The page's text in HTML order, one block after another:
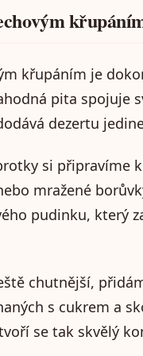
křupáním je
pita spojuje
dezertu
si připravíme
mražené
pudinku, který
chutnější,
s cukrem a
se tak skvělý